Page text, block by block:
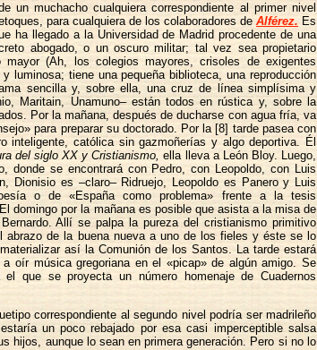
un muchacho cualquiera correspondiente al primer nivel
para cualquiera de los colaboradores de Alférez. Es
ha llegado a la Universidad de Madrid procedente de una
abogado, o un oscuro militar; tal vez sea propietario
(Ah, los colegios mayores, crisoles de exigentes
luminosa; tiene una pequeña biblioteca, una reproducción
sencilla y, sobre ella, una cruz de línea simplísima y
Maritain, Unamuno– están todos en rústica y, sobre la
Por la mañana, después de ducharse con agua fría, va
para preparar su doctorado. Por la [8] tarde pasea con
inteligente, católica sin gazmoñerías y algo deportiva. Él
del siglo XX y Cristianismo, ella lleva a León Bloy. Luego,
se encontrará con Pedro, con Leopoldo, con Luis
Dionisio es –claro– Ridruejo, Leopoldo es Panero y Luis
o de «España como problema» frente a la tesis
domingo por la mañana es posible que asista a la misa de
Allí se palpa la pureza del cristianismo primitivo
abrazo de la buena nueva a uno de los fieles y éste se lo
así la Comunión de los Santos. La tarde estará
oír música gregoriana en el «picap» de algún amigo. Se
que se proyecta un número homenaje de Cuadernos
correspondiente al segundo nivel podría ser madrileño
un poco rebajado por esa casi imperceptible salsa
hijos, aunque lo sean en primera generación. Pero si no lo